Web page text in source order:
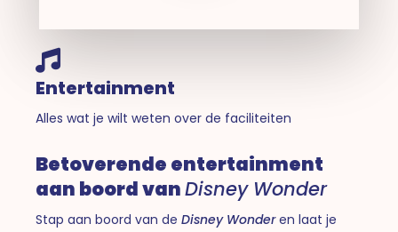
Entertainment
Alles wat je wilt weten over de faciliteiten
Betoverende entertainment
aan boord vanDisney Wonder
Stap aan boord van deDisney Wonderen laat je